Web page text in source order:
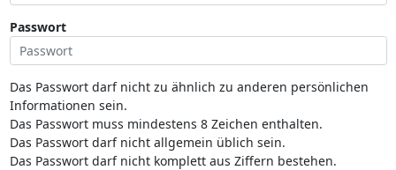
Passwort
Das Passwort darf nicht zu ähnlich zu anderen persönlichen
Informationen sein.
Das Passwort muss mindestens 8 Zeichen enthalten.
Das Passwort darf nicht allgemein üblich sein.
Das Passwort darf nicht komplett aus Ziffern bestehen.